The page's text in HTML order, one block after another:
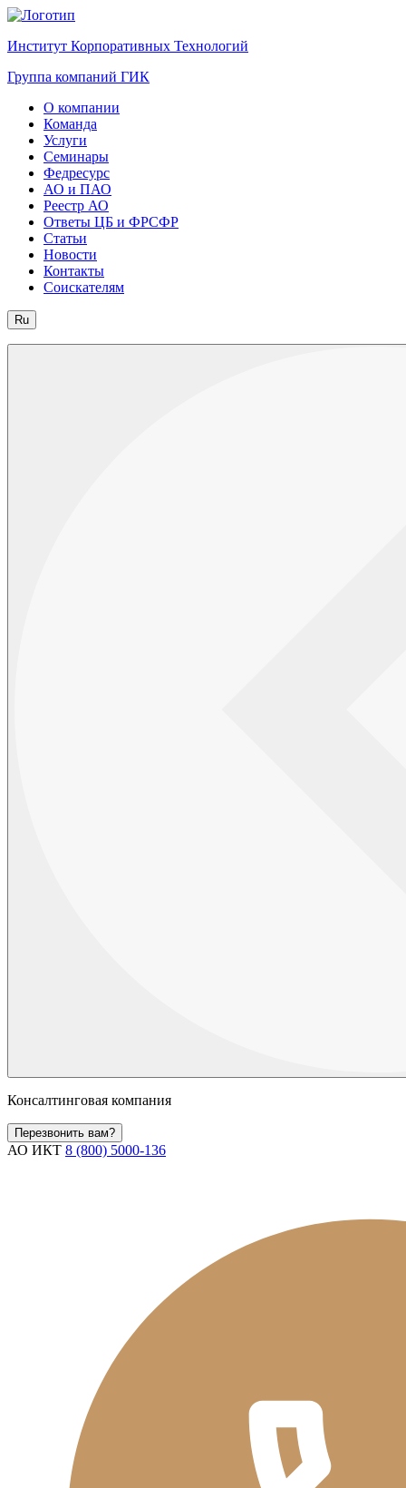
Институт Корпоративных Технологий
Группа компаний ГИК
О компании
Команда
Услуги
Семинары
Федресурс
АО и ПАО
Реестр АО
Ответы ЦБ и ФРСФР
Статьи
Новости
Контакты
Соискателям
Ru
Консалтинговая компания
Перезвонить вам?
АО ИКТ 8 (800) 5000-136